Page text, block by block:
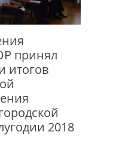
принял
итогов
2018